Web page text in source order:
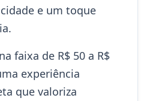
e um toque
faixa de R$ 50 a R$
experiência
que valoriza